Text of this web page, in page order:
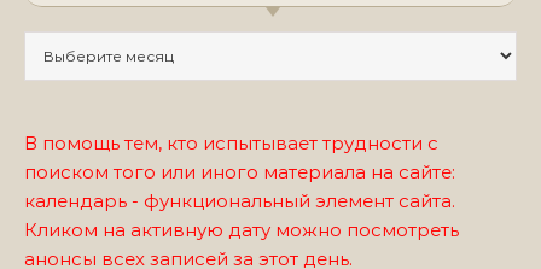
В помощь тем, кто испытывает трудности с
поиском того или иного материала на сайте:
календарь - функциональный элемент сайта.
Кликом на активную дату можно посмотреть
анонсы всех записей за этот день.